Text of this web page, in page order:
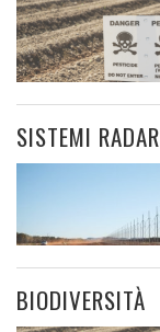
SISTEMI RADAR
BIODIVERSITÀ